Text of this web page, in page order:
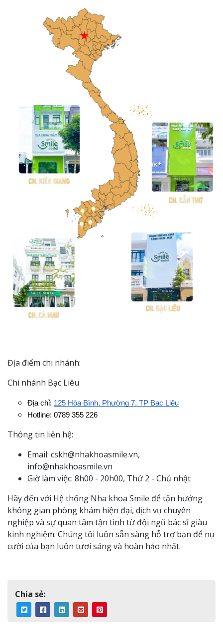
Địa điểm chi nhánh:
Chi nhánh Bạc Liêu
Địa chỉ: 125 Hòa Bình, Phường 7, TP Bạc Liêu
Hotline: 0789 355 226
Thông tin liên hệ:
Email: cskh@nhakhoasmile.vn,
info@nhakhoasmile.vn
Giờ làm việc: 8h00 - 20h00, Thứ 2 - Chủ nhật
Hãy đến với Hệ thống Nha khoa Smile để tận hưởng
không gian phòng khám hiện đại, dịch vụ chuyên
nghiệp và sự quan tâm tận tình từ đội ngũ bác sĩ giàu
kinh nghiệm. Chúng tôi luôn sẵn sàng hỗ trợ bạn để nụ
cười của bạn luôn tươi sáng và hoàn hảo nhất.
Chia sẻ: